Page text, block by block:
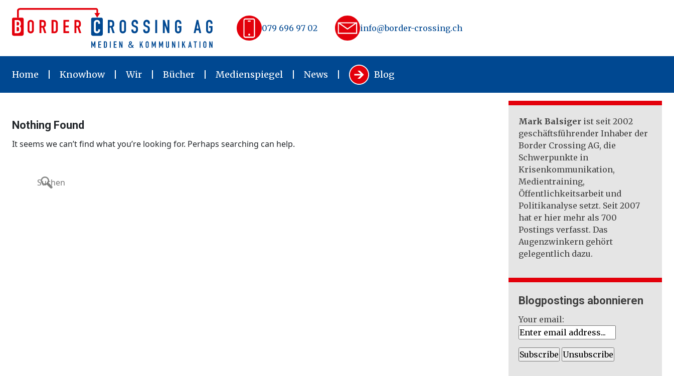
content
079 696 97 02 info@border-crossing.ch
Home Knowhow Wir Bücher Medienspiegel News Blog
Nothing Found
It seems we can’t find what you’re looking for. Perhaps searching can help.
Mark Balsiger ist seit 2002
geschäftsführender Inhaber der
Border Crossing AG, die
Schwerpunkte in
Krisenkommunikation,
Medientraining,
Öffentlichkeitsarbeit und
Politikanalyse setzt. Seit 2007
hat er hier mehr als 700
Postings verfasst. Das
Augenzwinkern gehört
gelegentlich dazu.
Blogpostings abonnieren
Your email: